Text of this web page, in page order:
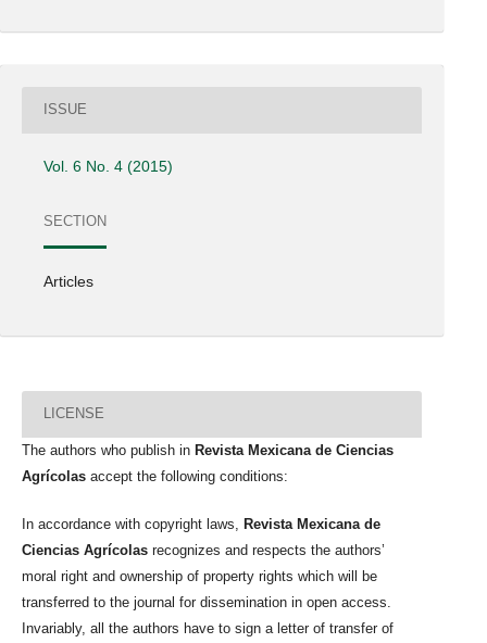
ISSUE
Vol. 6 No. 4 (2015)
SECTION
Articles
LICENSE
The authors who publish in Revista Mexicana de Ciencias
Agrícolas accept the following conditions:
In accordance with copyright laws,
Revista Mexicana de
Ciencias Agrícolas recognizes and respects the authors’
moral right and ownership of property rights which will be
transferred to the journal for dissemination in open access.
Invariably, all the authors have to sign a letter of transfer of